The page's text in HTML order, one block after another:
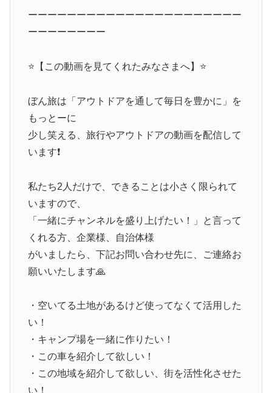
ーーーーーーーーーーーーーーーーーーーーーー
ーーーーーーーー
⭐️【この動画を見てくれたみなさまへ】⭐️
ぼん旅は「アウトドアを通して毎日を豊かに」を
もっとーに
少し笑える、旅行やアウトドアの動画を配信して
います❗️
私たち2人だけで、できることは小さく限られて
いますので、
「一緒にチャンネルを盛り上げたい！」と言って
くれる方、企業様、自治体様
がいましたら、下記お問い合わせ先に、ご連絡お
願いいたします🙏
・空いてる土地があるけど使ってなくて活用した
い！
・キャンプ場を一緒に作りたい！
・この車を紹介して欲しい！
・この地域を紹介して欲しい、街を活性化させた
い！